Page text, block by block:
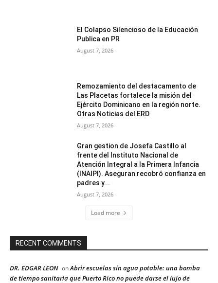
El Colapso Silencioso de la Educación
Publica en PR
August 7, 2026
Remozamiento del destacamento de
Las Placetas fortalece la misión del
Ejército Dominicano en la región norte.
Otras Noticias del ERD
August 7, 2026
Gran gestion de Josefa Castillo al
frente del Instituto Nacional de
Atención Integral a la Primera Infancia
(INAIPI). Aseguran recobró confianza en
padres y...
August 7, 2026
Load more
RECENT COMMENTS
DR. EDGAR LEON onAbrir escuelas sin agua potable: una bomba
de tiempo sanitaria que Puerto Rico no puede darse el lujo de